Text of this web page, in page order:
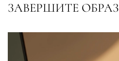
ЗАВЕРШИТЕ ОБРАЗ